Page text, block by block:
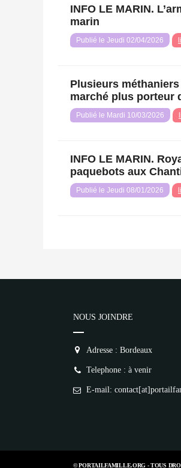
INFO LE MARIN.
marin
Publié le Jeudi 02/04/2026
Plusieurs
marché plus porteur
Publié le Mardi 10/03/2026
INFO LE MARIN.
paquebots aux
Publié le Jeudi 08/01/2026
NOUS JOINDRE
Adresse : Bordeaux
Telephone : à venir
E-mail:
© PORTAILFAMILLE.ORG - TOUS